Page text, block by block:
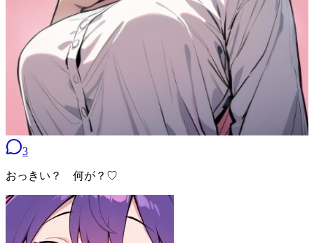
3
おっきい？ 何が？♡